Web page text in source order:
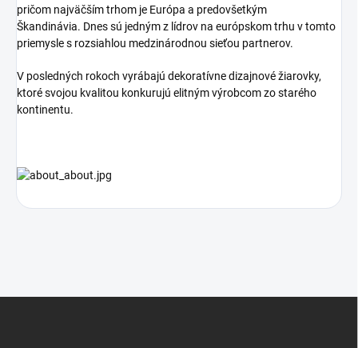
pričom najväčším trhom je Európa a predovšetkým
Škandinávia. Dnes sú jedným z lídrov na európskom trhu v tomto
priemysle s rozsiahlou medzinárodnou sieťou partnerov.
V posledných rokoch vyrábajú dekoratívne dizajnové žiarovky,
ktoré svojou kvalitou konkurujú elitným výrobcom zo starého
kontinentu.